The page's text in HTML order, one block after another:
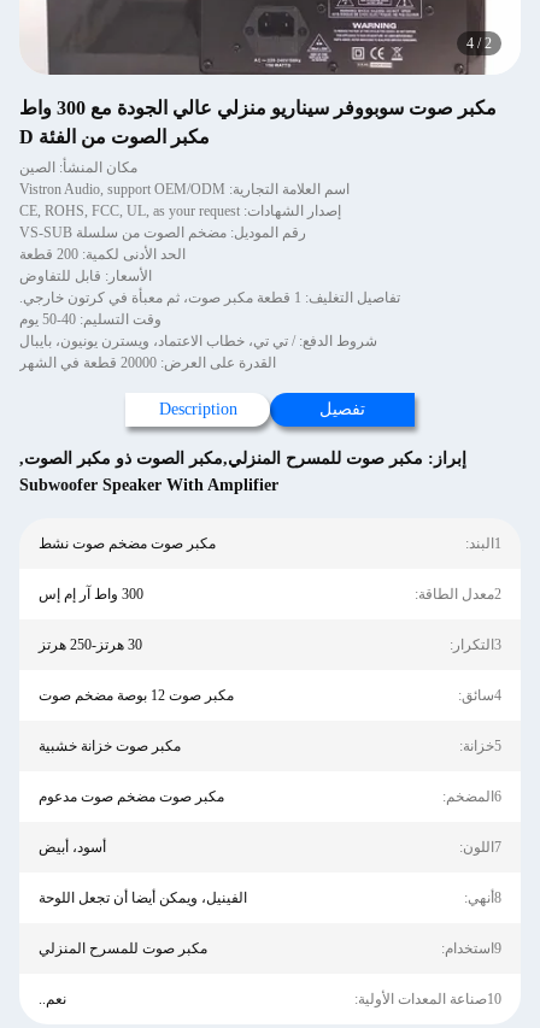
مكبر صوت سوبووفر سيناريو منزلي عالي الجودة مع 300 واط
مكبر الصوت من الفئة D
مكان المنشأ: الصين
اسم العلامة التجارية: Vistron Audio, support OEM/ODM
رقم الموديل: مضخم الصوت من سلسلة VS-SUB
الحد الأدنى لكمية: 200 قطعة
الأسعار: قابل للتفاوض
شروط الدفع: / تي تي، خطاب الاعتماد، ويسترن يونيون، بايبال
القدرة على العرض: 20000 قطعة في الشهر
Description
مكبر صوت للمسرح المنزلي,مكبر الصوت ذو مكبر الصوت,
Subwoofer Speaker With Amplifier
مكبر صوت مضخم صوت نشط
مكبر صوت خزانة خشبية
مكبر صوت مضخم صوت مدعوم
الفينيل، ويمكن أيضا أن تجعل اللوحة
مكبر صوت للمسرح المنزلي